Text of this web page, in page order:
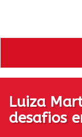
Luiza
desafios